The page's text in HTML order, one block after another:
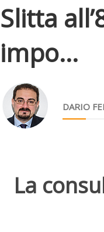
Slitta
impo...
DARIO
La